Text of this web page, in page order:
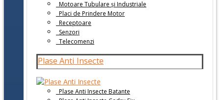
Motoare Tubulare și Industriale
Placi de Prindere Motor
Receptoare
Senzori
Telecomenzi
Plase Anti Insecte
Plase Anti Insecte Batante